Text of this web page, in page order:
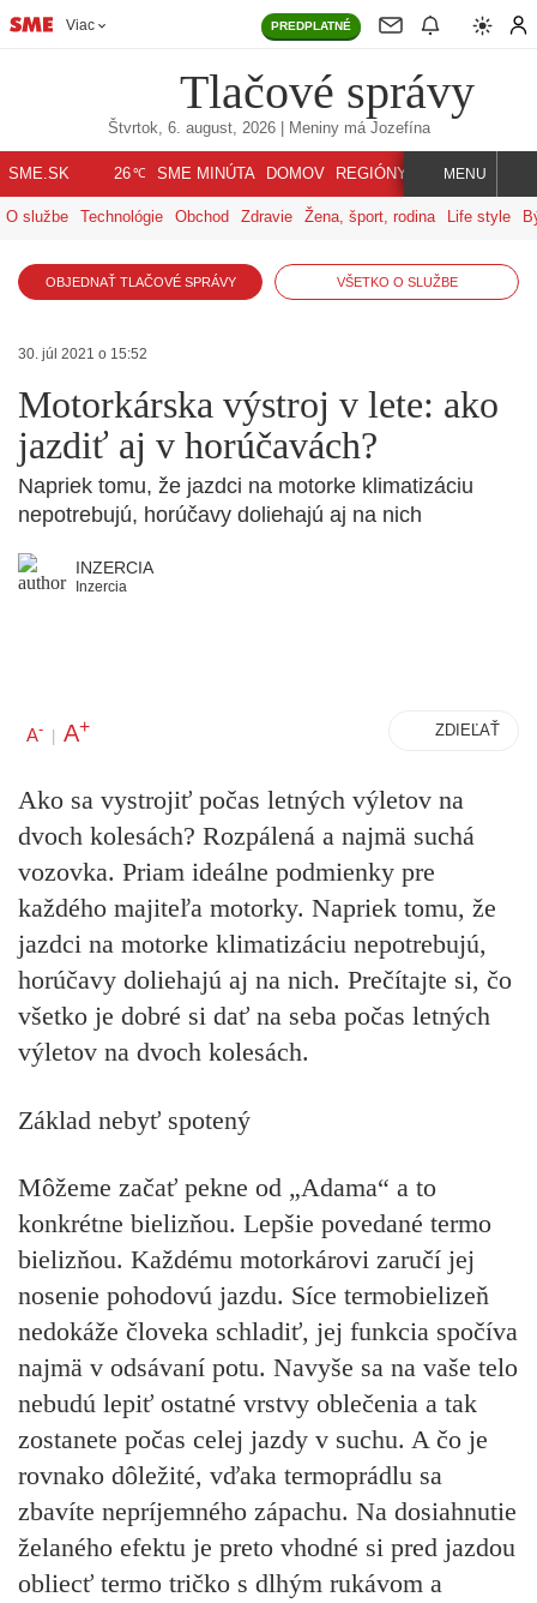
Viac PREDPLATNÉ
Tlačové správy
Štvrtok, 6. august, 2026| Meniny má Jozefína
SME.SK 26℃ SME MINÚTA DOMOV REGIÓNY INDEX SVET
MENU
O službe Technológie Obchod Zdravie Žena, šport, rodina Life style
OBJEDNAŤ TLAČOVÉ SPRÁVY VŠETKO O SLUŽBE
30. júl 2021 o 15:52
Motorkárska výstroj v lete: ako
jazdiť aj v horúčavách?
Napriek tomu, že jazdci na motorke klimatizáciu
nepotrebujú, horúčavy doliehajú aj na nich
INZERCIA
Inzercia
A- | A+ ZDIEĽAŤ
Ako sa vystrojiť počas letných výletov na
dvoch kolesách? Rozpálená a najmä suchá
vozovka. Priam ideálne podmienky pre
každého majiteľa motorky. Napriek tomu, že
jazdci na motorke klimatizáciu nepotrebujú,
horúčavy doliehajú aj na nich. Prečítajte si, čo
všetko je dobré si dať na seba počas letných
výletov na dvoch kolesách.
Základ nebyť spotený
Môžeme začať pekne od „Adama“ a to
konkrétne bielizňou. Lepšie povedané termo
bielizňou. Každému motorkárovi zaručí jej
nosenie pohodovú jazdu. Síce termobielizeň
nedokáže človeka schladiť, jej funkcia spočíva
najmä v odsávaní potu. Navyše sa na vaše telo
nebudú lepiť ostatné vrstvy oblečenia a tak
zostanete počas celej jazdy v suchu. A čo je
rovnako dôležité, vďaka termoprádlu sa
zbavíte nepríjemného zápachu. Na dosiahnutie
želaného efektu je preto vhodné si pred jazdou
obliecť termo tričko s dlhým rukávom a